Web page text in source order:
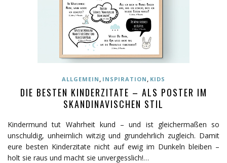
ALLGEMEIN , INSPIRATION , KIDS
DIE BESTEN KINDERZITATE – ALS POSTER IM
SKANDINAVISCHEN STIL
Kindermund tut Wahrheit kund – und ist gleichermaßen so
unschuldig, unheimlich witzig und grundehrlich zugleich. Damit
eure besten Kinderzitate nicht auf ewig im Dunkeln bleiben –
holt sie raus und macht sie unvergesslich!…